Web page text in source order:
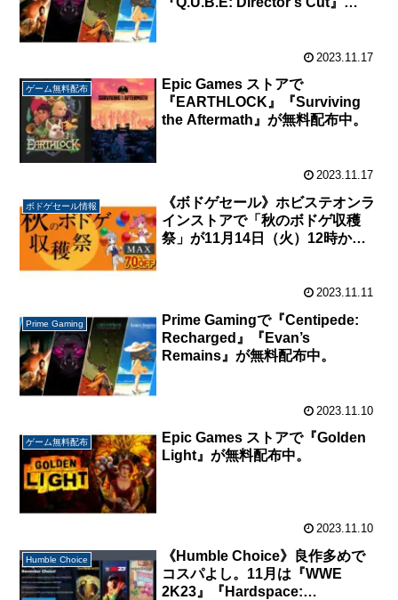
2023.11.17
ゲーム無料配布
Epic Games ストアで
『EARTHLOCK』『Surviving
the Aftermath』が無料配布中。
2023.11.17
ボドゲセール情報
《ボドゲセール》ホビステオンラ
インストアで「秋のボドゲ収穫
祭」が11月14日（火）12時から
2023.11.11
Prime Gaming
Prime Gamingで『Centipede:
Recharged』『Evan’s
Remains』が無料配布中。
2023.11.10
ゲーム無料配布
Epic Games ストアで『Golden
Light』が無料配布中。
2023.11.10
Humble Choice
《Humble Choice》良作多めで
コスパよし。11月は『WWE
2K23』『Hardspace: